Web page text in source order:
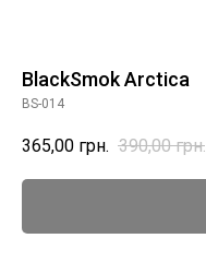
BlackSmok Arctica
BS-014
365,00 грн. 390,00 грн.